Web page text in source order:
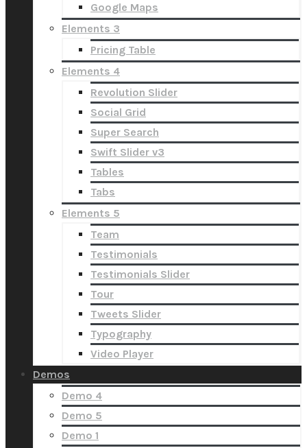
Google Maps
Elements 3
Pricing Table
Elements 4
Revolution Slider
Social Grid
Super Search
Swift Slider v3
Tables
Tabs
Elements 5
Team
Testimonials
Testimonials Slider
Tour
Tweets Slider
Typography
Video Player
Demos
Demo 4
Demo 5
Demo 1